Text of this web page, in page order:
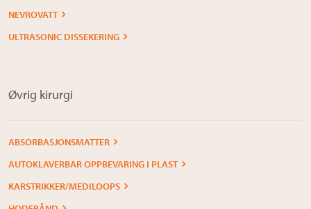
NEVROVATT
ULTRASONIC DISSEKERING
Øvrig kirurgi
ABSORBASJONSMATTER
AUTOKLAVERBAR OPPBEVARING I PLAST
KARSTRIKKER/MEDILOOPS